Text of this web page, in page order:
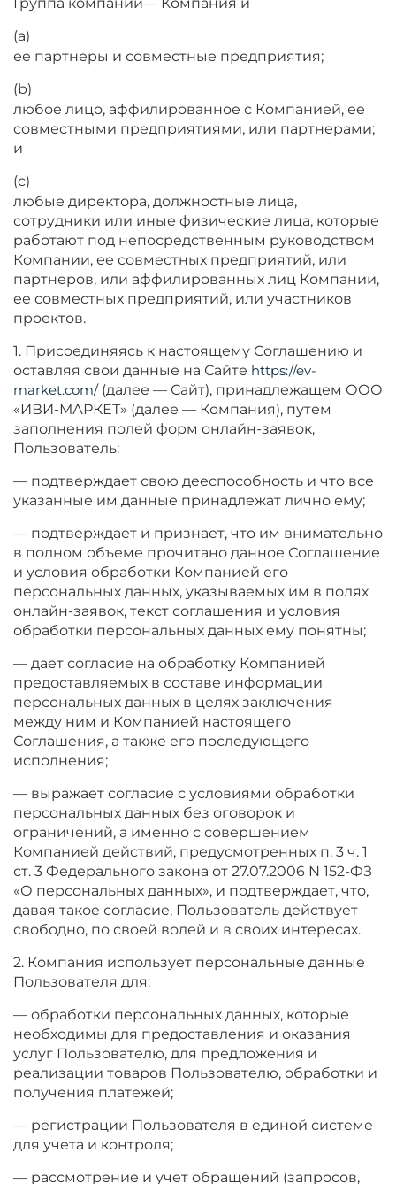
(a)
ее партнеры и совместные предприятия;
(b)
любое лицо, аффилированное с Компанией, ее
совместными предприятиями, или партнерами;
и
(c)
любые директора, должностные лица,
сотрудники или иные физические лица, которые
работают под непосредственным руководством
Компании, ее совместных предприятий, или
партнеров, или аффилированных лиц Компании,
ее совместных предприятий, или участников
проектов.
1. Присоединяясь к настоящему Соглашению и
оставляя свои данные на Сайте https://ev-
market.com/(далее — Сайт), принадлежащем ООО
«ИВИ-МАРКЕТ» (далее — Компания), путем
заполнения полей форм онлайн-заявок,
Пользователь:
— подтверждает свою дееспособность и что все
указанные им данные принадлежат лично ему;
— подтверждает и признает, что им внимательно
в полном объеме прочитано данное Соглашение
и условия обработки Компанией его
персональных данных, указываемых им в полях
онлайн-заявок, текст соглашения и условия
обработки персональных данных ему понятны;
— дает согласие на обработку Компанией
предоставляемых в составе информации
персональных данных в целях заключения
между ним и Компанией настоящего
Соглашения, а также его последующего
исполнения;
— выражает согласие с условиями обработки
персональных данных без оговорок и
ограничений, а именно с совершением
Компанией действий, предусмотренных п. 3 ч. 1
ст. 3 Федерального закона от 27.07.2006 N 152-ФЗ
«О персональных данных», и подтверждает, что,
давая такое согласие, Пользователь действует
свободно, по своей волей и в своих интересах.
2. Компания использует персональные данные
Пользователя для:
— обработки персональных данных, которые
необходимы для предоставления и оказания
услуг Пользователю, для предложения и
реализации товаров Пользователю, обработки и
получения платежей;
— регистрации Пользователя в единой системе
для учета и контроля;
— рассмотрение и учет обращений (запросов,